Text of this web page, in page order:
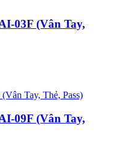
03F (Vân Tay,
09F (Vân Tay,